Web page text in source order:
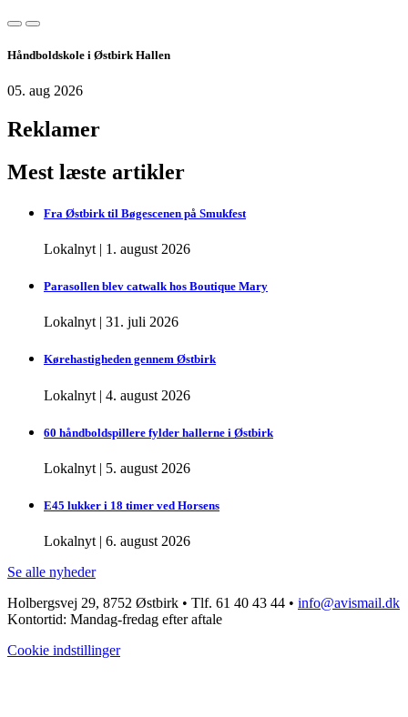
Håndboldskole i Østbirk Hallen
05. aug 2026
Reklamer
Mest læste artikler
Fra Østbirk til Bøgescenen på Smukfest
Lokalnyt | 1. august 2026
Parasollen blev catwalk hos Boutique Mary
Lokalnyt | 31. juli 2026
Kørehastigheden gennem Østbirk
Lokalnyt | 4. august 2026
60 håndboldspillere fylder hallerne i Østbirk
Lokalnyt | 5. august 2026
E45 lukker i 18 timer ved Horsens
Lokalnyt | 6. august 2026
Se alle nyheder
Holbergsvej 29, 8752 Østbirk • Tlf. 61 40 43 44 • info@avismail.dk
Kontortid: Mandag-fredag efter aftale
Cookie indstillinger